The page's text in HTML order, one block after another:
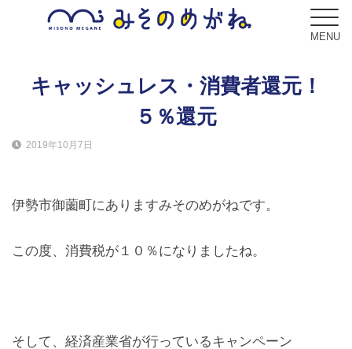
MENU
Blog
コンセプト
Concept
サービス
キャッシュレス・消費者還元！
５％還元
2019年10月7日
伊勢市御薗町にありますみそのめがねです。
この度、消費税が１０％になりましたね。
そして、経済産業省が行っているキャンペーン